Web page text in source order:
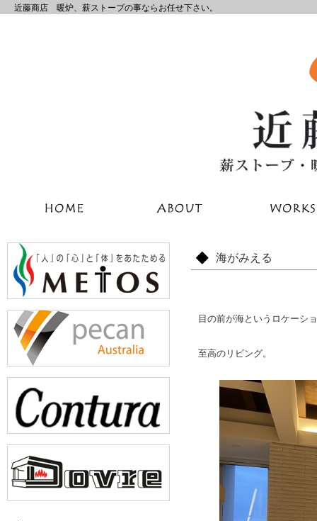
近藤商店 暖炉、薪ストーブの事ならお任せ下さい。
海がみえる
目の前が海というロケーシ
至高のリビング。